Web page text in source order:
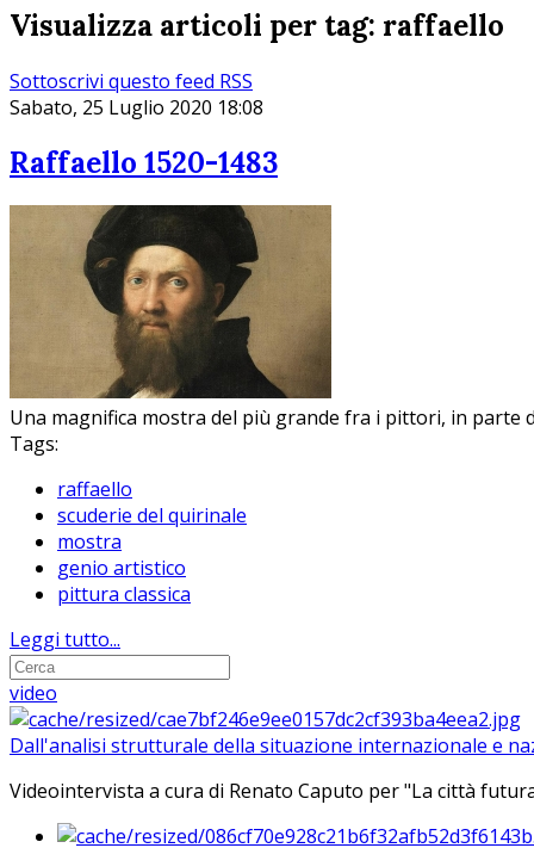
Visualizza articoli per tag: raffaello
Sottoscrivi questo feed RSS
Sabato, 25 Luglio 2020 18:08
Raffaello 1520-1483
Una magnifica mostra del più grande fra i pittori, in
Tags:
raffaello
scuderie del quirinale
mostra
genio artistico
pittura classica
Leggi tutto...
video
Dall'analisi strutturale della situazione internazionale e
Videointervista a cura di Renato Caputo per "La città